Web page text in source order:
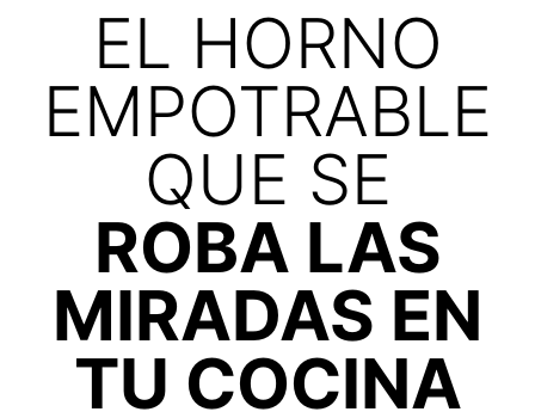
EL HORNO
EMPOTRABLE
QUE SE
ROBA LAS
MIRADAS EN
TU COCINA